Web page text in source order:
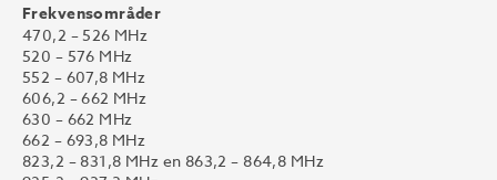
Frekvensområder
470,2 – 526 MHz
520 – 576 MHz
552 – 607,8 MHz
606,2 – 662 MHz
630 – 662 MHz
662 – 693,8 MHz
823,2 – 831,8 MHz en 863,2 – 864,8 MHz